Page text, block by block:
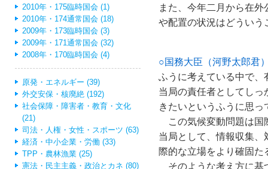
2010年・175臨時国会 (1)
2010年・174通常国会 (18)
2009年・173臨時国会 (3)
2009年・171通常国会 (32)
2008年・170臨時国会 (4)
原発・エネルギー (39)
外交安保・核廃絶 (192)
社会保障・障害者・教育・文化
(21)
司法・人権・女性・スポーツ (63)
経済・中小企業・労働 (33)
TPP・農林漁業 (25)
憲法・民主主義・政治とカネ (80)
また、今年二月から在
や配置の状況はどういう
○国務大臣（河野太郎君
ふうに考えている中で、
当局の責任者としてし
きたいというふうに思っ
この気候変動問題は国
当局として、情報収集
際的な立場をより確固
そのような考え方に基